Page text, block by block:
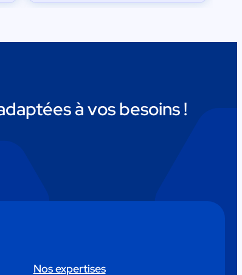
à vos besoins !
Nos expertises